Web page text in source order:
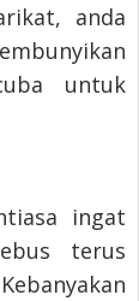
anda
untuk
ingat
terus